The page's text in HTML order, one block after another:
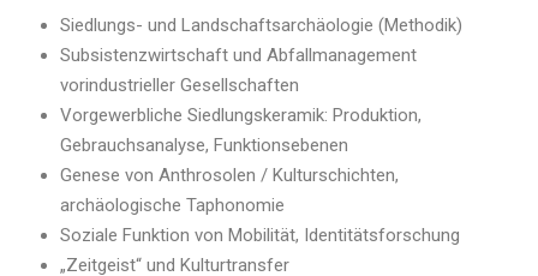
Siedlungs- und Landschaftsarchäologie (Methodik)
Subsistenzwirtschaft und Abfallmanagement
vorindustrieller Gesellschaften
Vorgewerbliche Siedlungskeramik: Produktion,
Gebrauchsanalyse, Funktionsebenen
Genese von Anthrosolen / Kulturschichten,
archäologische Taphonomie
Soziale Funktion von Mobilität, Identitätsforschung
„Zeitgeist“ und Kulturtransfer